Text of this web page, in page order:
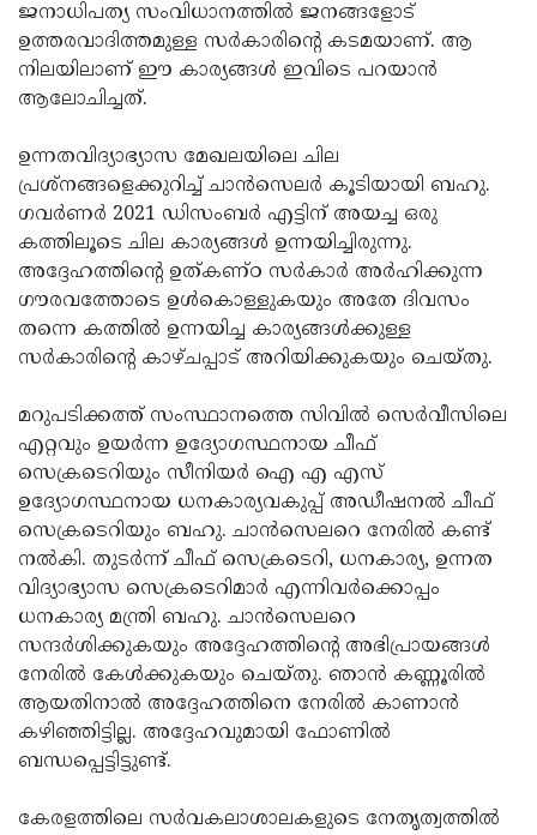
ജനാധിപത്യ സംവിധാനത്തില്‍ ജനങ്ങളോട്
ഉത്തരവാദിത്തമുള്ള സര്‍കാരിന്റെ കടമയാണ്. ആ
നിലയിലാണ് ഈ കാര്യങ്ങള്‍ ഇവിടെ പറയാന്‍
ആലോചിച്ചത്.
ഉന്നതവിദ്യാഭ്യാസ മേഖലയിലെ ചില
പ്രശ്‌നങ്ങളെക്കുറിച്ച് ചാന്‍സെലര്‍ കൂടിയായി ബഹു.
ഗവര്‍ണര്‍ 2021 ഡിസംബര്‍ എട്ടിന് അയച്ച ഒരു
കത്തിലൂടെ ചില കാര്യങ്ങള്‍ ഉന്നയിച്ചിരുന്നു.
അദ്ദേഹത്തിന്റെ ഉത്കണ്ഠ സര്‍കാര്‍ അര്‍ഹിക്കുന്ന
ഗൗരവത്തോടെ ഉള്‍കൊള്ളുകയും അതേ ദിവസം
തന്നെ കത്തില്‍ ഉന്നയിച്ച കാര്യങ്ങള്‍ക്കുള്ള
സര്‍കാരിന്റെ കാഴ്ചപ്പാട് അറിയിക്കുകയും ചെയ്തു.
മറുപടിക്കത്ത് സംസ്ഥാനത്തെ സിവില്‍ സെര്‍വീസിലെ
എറ്റവും ഉയര്‍ന്ന ഉദ്യോഗസ്ഥനായ ചീഫ്
സെക്രടെറിയും സീനിയര്‍ ഐ എ എസ്
ഉദ്യോഗസ്ഥനായ ധനകാര്യവകുപ്പ് അഡീഷനല്‍ ചീഫ്
സെക്രടെറിയും ബഹു. ചാന്‍സെലറെ നേരില്‍ കണ്ട്
നല്‍കി. തുടര്‍ന്ന് ചീഫ് സെക്രടെറി, ധനകാര്യ, ഉന്നത
വിദ്യാഭ്യാസ സെക്രടെറിമാര്‍ എന്നിവര്‍ക്കൊപ്പം
ധനകാര്യ മന്ത്രി ബഹു. ചാന്‍സെലറെ
സന്ദര്‍ശിക്കുകയും അദ്ദേഹത്തിന്റെ അഭിപ്രായങ്ങള്‍
നേരില്‍ കേള്‍ക്കുകയും ചെയ്തു. ഞാന്‍ കണ്ണൂരില്‍
ആയതിനാല്‍ അദ്ദേഹത്തിനെ നേരില്‍ കാണാന്‍
കഴിഞ്ഞിട്ടില്ല. അദ്ദേഹവുമായി ഫോണില്‍
ബന്ധപ്പെട്ടിട്ടുണ്ട്.
കേരളത്തിലെ സര്‍വകലാശാലകളുടെ നേതൃത്വത്തില്‍